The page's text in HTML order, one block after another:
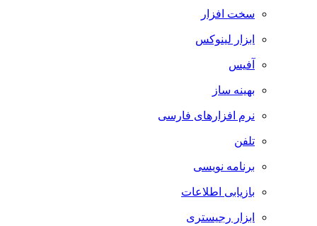
سخت افزار
ابزار لینوکس
آفیس
بهینه ساز
نرم افزارهای فارسی
تلفن
برنامه نویسی
بازیابی اطلاعات
ابزار رجیستری